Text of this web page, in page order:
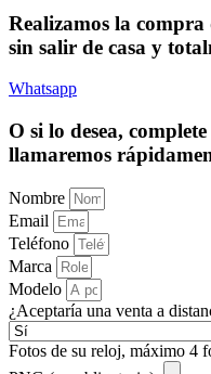
Realizamos la
sin salir de casa y
Whatsapp
O si lo desea,
llamaremos
Nombre
Email
Teléfono
Marca
Modelo
¿Aceptaría una venta a
Fotos de su reloj, máximo 4